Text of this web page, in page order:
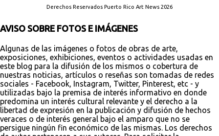
Derechos Reservados Puerto Rico Art News 2026
AVISO SOBRE FOTOS E IMÁGENES
Algunas de las imágenes o fotos de obras de arte,
exposiciones, exhibiciones, eventos o actividades usadas en
este blog para la difusión de los mismos o cobertura de
nuestras noticias, artículos o reseñas son tomadas de redes
sociales - Facebook, Instagram, Twitter, Pinterest, etc - y
utilizadas bajo la premisa de interés informativo en donde
predomina un interés cultural relevante y el derecho a la
libertad de expresión en la publicación y difusión de hechos
veraces o de interés general bajo el amparo que no se
persigue ningún fin económico de las mismas. Los derechos